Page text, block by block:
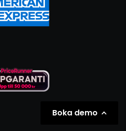
Boka demo